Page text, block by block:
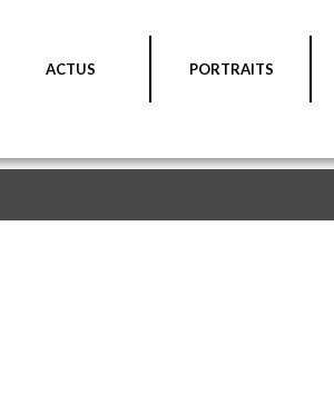
ACTUS PORTRAITS